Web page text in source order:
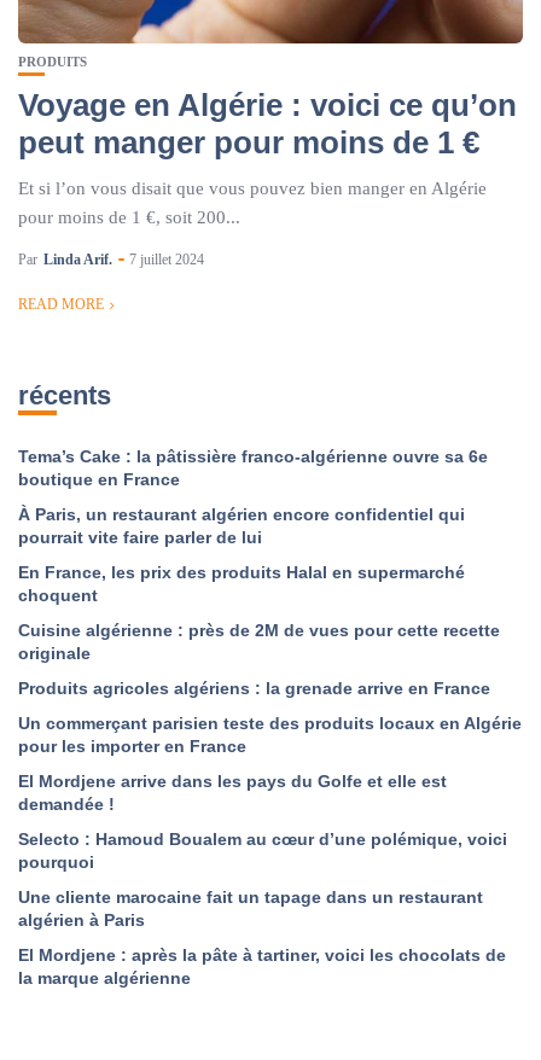
PRODUITS
Voyage en Algérie : voici ce qu’on
peut manger pour moins de 1 €
Et si l’on vous disait que vous pouvez bien manger en Algérie
pour moins de 1 €, soit 200...
Par Linda Arif. 7 juillet 2024
READ MORE
récents
Tema’s Cake : la pâtissière franco-algérienne ouvre sa 6e
boutique en France
À Paris, un restaurant algérien encore confidentiel qui
pourrait vite faire parler de lui
En France, les prix des produits Halal en supermarché
choquent
Cuisine algérienne : près de 2M de vues pour cette recette
originale
Produits agricoles algériens : la grenade arrive en France
Un commerçant parisien teste des produits locaux en Algérie
pour les importer en France
El Mordjene arrive dans les pays du Golfe et elle est
demandée !
Selecto : Hamoud Boualem au cœur d’une polémique, voici
pourquoi
Une cliente marocaine fait un tapage dans un restaurant
algérien à Paris
El Mordjene : après la pâte à tartiner, voici les chocolats de
la marque algérienne